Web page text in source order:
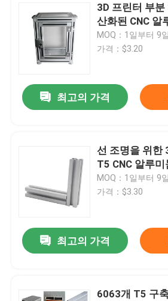
3D 프린터 부
산화된 CNC 알
MOQ：1일부터 9
가격：$3.20
최고의 가격
선 조명을 위한
T5 CNC 알루미
MOQ：1일부터 9
가격：$3.30
최고의 가격
6063개 T5 구